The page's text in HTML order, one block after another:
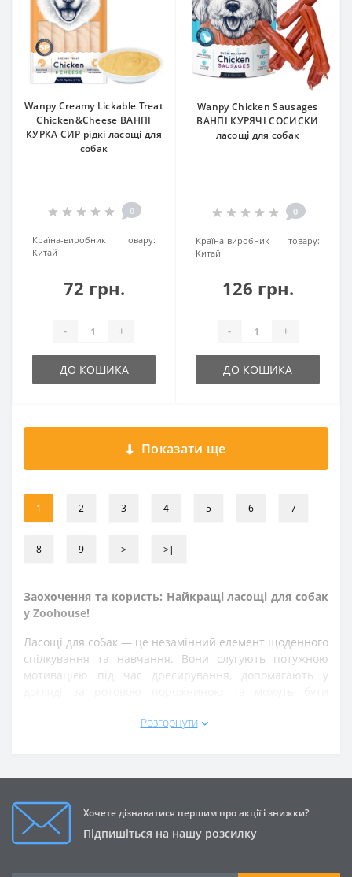
Wanpy Creamy Lickable Treat
Chicken&Cheese ВАНПІ
КУРКА СИР рідкі ласощі для
собак
0
Країна-виробник товару:
Китай
72 грн.
- +
ДО КОШИКА
Wanpy Chicken Sausages
ВАНПІ КУРЯЧІ СОСИСКИ
ласощі для собак
0
Країна-виробник товару:
Китай
126 грн.
- +
ДО КОШИКА
Показати ще
1 2 3 4 5 6 7
8 9 > >|
Заохочення та користь: Найкращі ласощі для собак
у Zoohouse!
Ласощі для собак — це незамінний елемент щоденного
спілкування та навчання. Вони слугують потужною
мотивацією під час дресирування, допомагають у
натуральні та безпечні смаколики, які не містять
швидко засвоювані снеки для собак, які ідеально
підходять для багаторазового заохочення під час
тренувань.
Розгорнути
Хочете дізнаватися першим про акції і знижки?
Підпишіться на нашу розсилку